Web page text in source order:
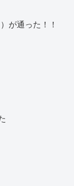
が通った！！